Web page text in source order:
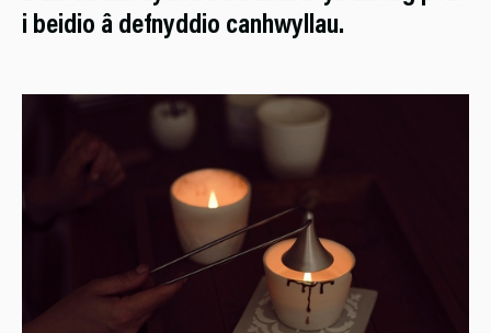
i beidio â defnyddio canhwyllau.